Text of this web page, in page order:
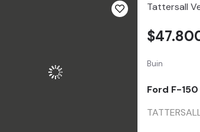
Tattersall
Buin
Ford F-150